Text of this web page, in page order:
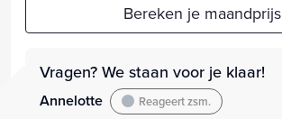
Bereken je maandprijs
Vragen? We staan voor je klaar!
Annelotte Reageert zsm.